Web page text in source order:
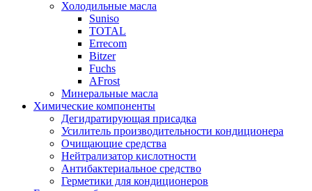
Холодильные масла
Suniso
TOTAL
Errecom
Bitzer
Fuchs
AFrost
Минеральные масла
Химические компоненты
Дегидратирующая присадка
Усилитель производительности кондиционера
Очищающие средства
Нейтрализатор кислотности
Антибактериальное средство
Герметики для кондиционеров